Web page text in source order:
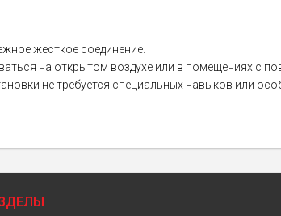
жесткое соединение.
на открытом воздухе или в помещениях с
не требуется специальных навыков или